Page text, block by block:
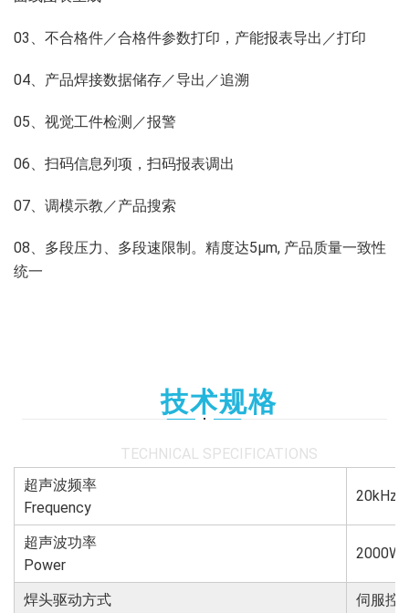
03、不合格件／合格件参数打印，产能报表导出／打印
04、产品焊接数据储存／导出／追溯
05、视觉工件检测／报警
06、扫码信息列项，扫码报表调出
07、调模示教／产品搜索
08、多段压力、多段速限制。精度达5μm, 产品质量一致性
统一
技术规格
TECHNICAL SPECIFICATIONS
超声波频率
Frequency
20kHz
超声波功率
Power
焊头驱动方式
伺服控